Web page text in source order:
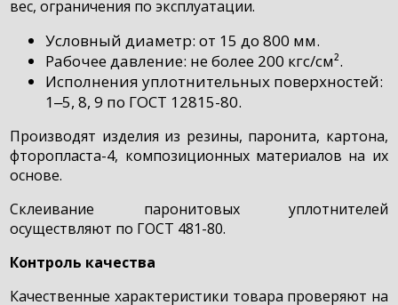
вес, ограничения по эксплуатации.
Условный диаметр: от 15 до 800 мм.
Рабочее давление: не более 200 кгс/см².
Исполнения уплотнительных поверхностей:
1‒5, 8, 9 по ГОСТ 12815-80.
Производят изделия из резины, паронита, картона,
фторопласта-4, композиционных материалов на их
основе.
Склеивание паронитовых уплотнителей
осуществляют по ГОСТ 481-80.
Контроль качества
Качественные характеристики товара проверяют на